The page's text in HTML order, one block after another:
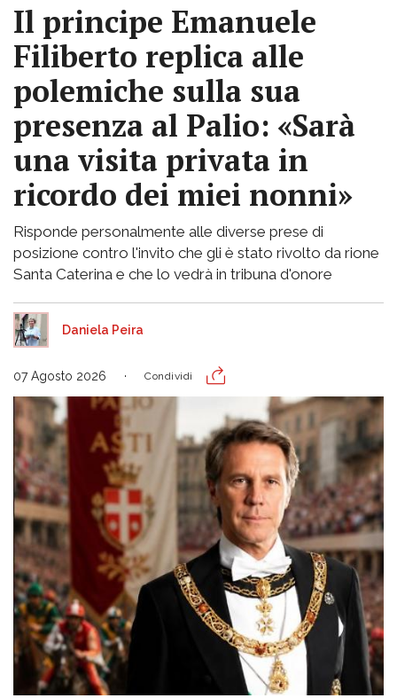
Il principe Emanuele
Filiberto replica alle
polemiche sulla sua
presenza al Palio: «Sarà
una visita privata in
ricordo dei miei nonni»
Risponde personalmente alle diverse prese di
posizione contro l'invito che gli è stato rivolto da rione
Santa Caterina e che lo vedrà in tribuna d'onore
Daniela Peira
07 Agosto 2026 Condividi